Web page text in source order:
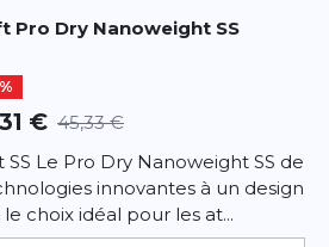
Pro Dry Nanoweight SS
€ 45,33 €
Le Pro Dry Nanoweight SS de
innovantes à un design
choix idéal pour les at...